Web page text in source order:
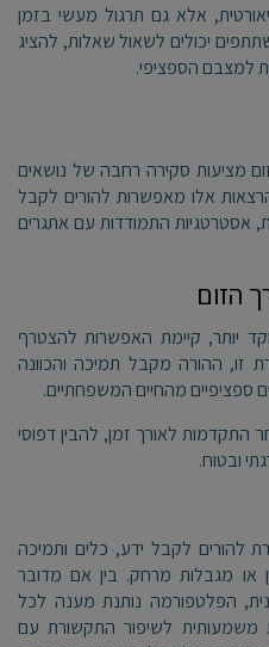
אלא גם תרגול מעשי בזמן
יכולים לשאול שאלות, להציג
למצבם הספציפי.
מציעות סקירה רחבה של נושאים
אלו מאפשרות להורים לקבל
אסטרטגיות התמודדות עם אתגרים
הזום
יותר, קיימת האפשרות להצטרף
זו, ההורה מקבל תמיכה והכוונה
ספציפיים מהחיים המשפחתיים.
לאורך זמן, להבין דפוסי
ובטוח.
להורים לקבל ידע, כלים ותמיכה
או מגבלות מרחק. בין אם מדובר
הפלטפורמה נותנת מענה לכל
משמעותית לשיפור התקשורת עם